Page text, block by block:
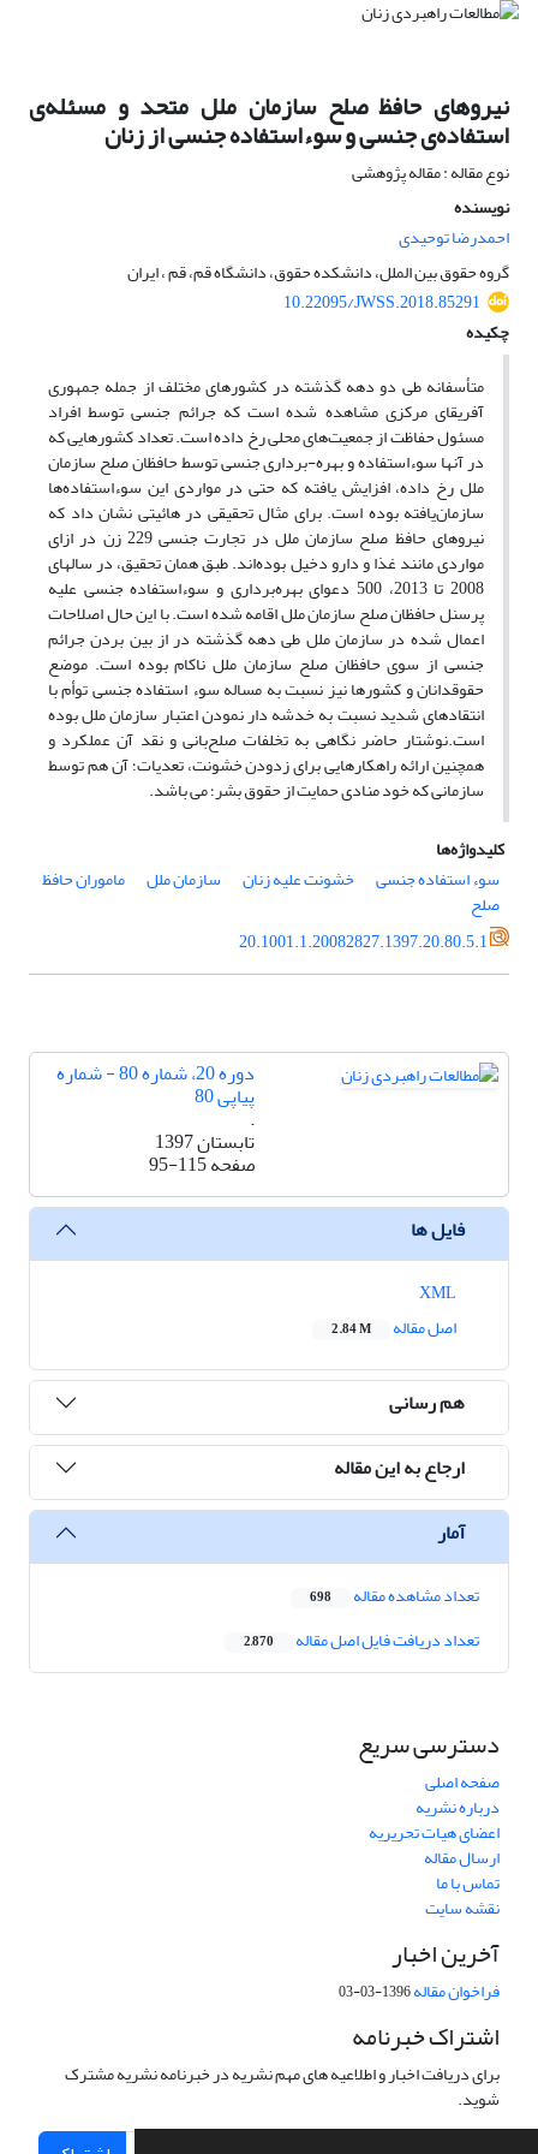
نیروهای حافظ صلح سازمان ملل متحد و مسئله‌ی
استفاده‌ی جنسی و سوءاستفاده جنسی از زنان
نوع مقاله : مقاله پژوهشی
نویسنده
احمدرضا توحیدی
گروه حقوق بین الملل، دانشکده حقوق، دانشگاه قم، قم ، ایران
10.22095/JWSS.2018.85291
چکیده
متأسفانه طی دو دهه گذشته در کشورهای مختلف از جمله جمهوری
آفریقای مرکزی مشاهده شده است که جرائم جنسی توسط افراد
مسئول حفاظت از جمعیت‌های محلی رخ داده است. تعداد کشورهایی که
در آنها سوءاستفاده و بهره-برداری جنسی توسط حافظان صلح سازمان
ملل رخ داده، افزایش یافته که حتی در مواردی این سوءاستفاده‌ها
سازمان‌یافته بوده است. برای مثال تحقیقی در هائیتی نشان داد که
نیروهای حافظ صلح سازمان ملل در تجارت جنسی 229 زن در ازای
مواردی مانند غذا و دارو دخیل بوده‌اند. طبق همان تحقیق، در سالهای
2008 تا 2013، 500 دعوای بهره‌برداری و سوءاستفاده جنسی علیه
پرسنل حافظان صلح سازمان ملل اقامه شده است. با این حال اصلاحات
اعمال شده در سازمان ملل طی دهه گذشته در از بین بردن جرائم
جنسی از سوی حافظان صلح سازمان ملل ناکام بوده است. موضع
حقوقدانان و کشورها نیز نسبت به مساله سوء استفاده جنسی توأم با
انتقادهای شدید نسبت به خدشه دار نمودن اعتبار سازمان ملل بوده
است.نوشتار حاضر نگاهی به تخلفات صلح‌بانی و نقد آن عملکرد و
همچنین ارائه راهکارهایی برای زدودن خشونت، تعدیات؛ آن هم توسط
سازمانی که خود منادی حمایت از حقوق بشر؛ می باشد.
کلیدواژه‌ها
سوء استفاده جنسی
خشونت علیه زنان سازمان ملل ماموران حافظ
صلح
20.1001.1.20082827.1397.20.80.5.1
دوره 20، شماره 80 - شماره
پیاپی 80
.
تابستان 1397
صفحه95-115
فایل ها
اصل مقاله
2.84 M
هم رسانی
ارجاع به این مقاله
آمار
تعداد مشاهده مقاله 698
تعداد دریافت فایل اصل مقاله 2,870
دسترسی سریع
صفحه اصلی
درباره نشریه
اعضای هیات تحریریه
ارسال مقاله
تماس با ما
نقشه سایت
آخرین اخبار
فراخوان مقاله1396-03-03
اشتراک خبرنامه
برای دریافت اخبار و اطلاعیه های مهم نشریه در خبرنامه نشریه مشترک
شوید.